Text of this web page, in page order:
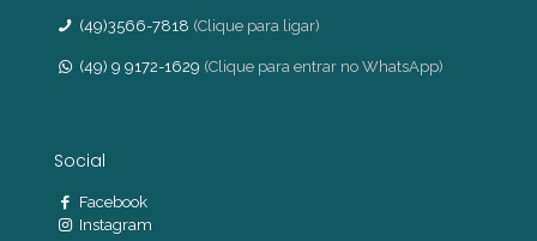
(49)3566-7818 (Clique para ligar)
(49) 9 9172-1629 (Clique para entrar no WhatsApp)
Social
Facebook
Instagram